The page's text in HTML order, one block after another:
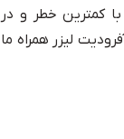
کمترین خطر و در
لیزر همراه ما